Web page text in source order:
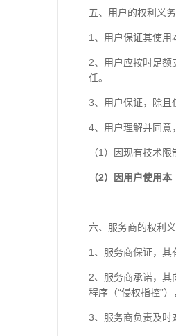
五、用户的权利义务
1 、用户保证其使用
2、用户应按时足额
任。
3、用户保证，除且
4、用户理解并同意，
（1 ）因现有技术限
（2）因用户使用本
六、服务商的权利
1 、服务商保证，其
2、服务商承诺，其
程序（“侵权指控”）
3、服务商负责及时